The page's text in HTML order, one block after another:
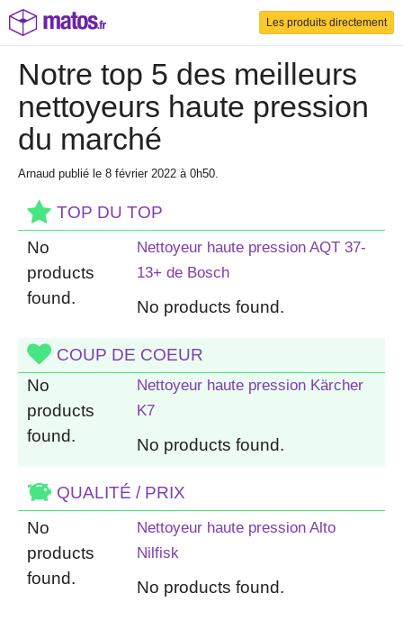
Les produits directement
Notre top 5 des meilleurs
nettoyeurs haute pression
du marché
Arnaud publié le 8 février 2022 à 0h50.
TOP DU TOP
No
products
found.
Nettoyeur haute pression AQT 37-
13+ de Bosch
No products found.
COUP DE COEUR
No
products
found.
Nettoyeur haute pression Kärcher
K7
No products found.
QUALITÉ / PRIX
No
products
found.
Nettoyeur haute pression Alto
Nilfisk
No products found.